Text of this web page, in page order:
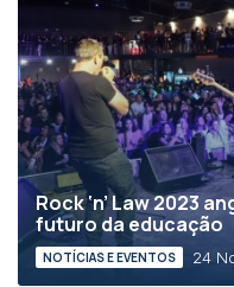
Rock ‘n’ Law 2023
futuro da educação
NOTÍCIAS E EVENTOS 24